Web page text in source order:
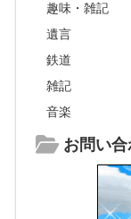
趣味・雑記
遺言
鉄道
雑記
音楽
お問い